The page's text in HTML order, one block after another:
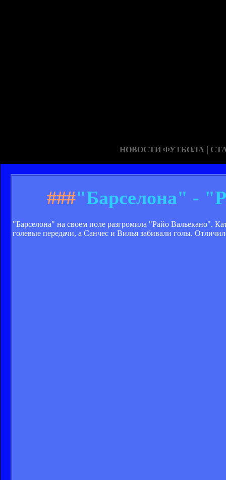
НОВОСТИ ФУТБОЛА |
###"Барселона" -
"Барселона" на своем поле разгромила "Райо Вальекано".
голевые передачи, а Санчес и Вилья забивали голы.